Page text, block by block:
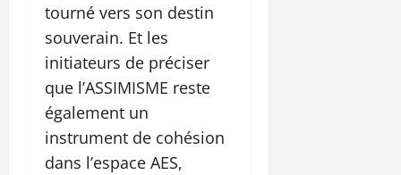
tourné vers son destin
souverain. Et les
initiateurs de préciser
que l’ASSIMISME reste
également un
instrument de cohésion
dans l’espace AES,